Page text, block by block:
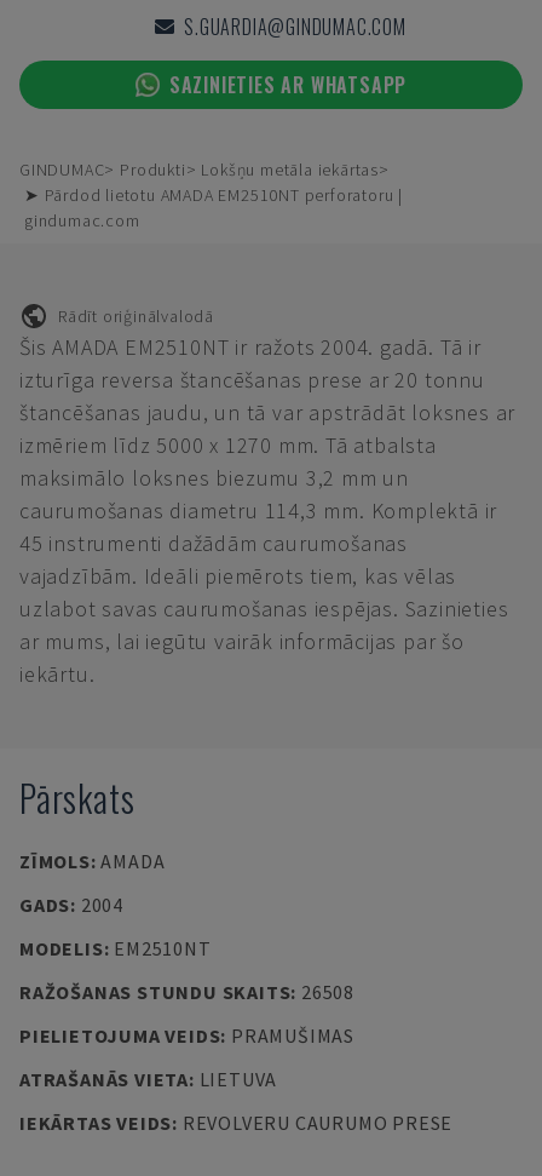
S.GUARDIA@GINDUMAC.COM
SAZINIETIES AR WHATSAPP
GINDUMAC Produkti
Lokšņu metāla iekārtas
➤ Pārdod lietotu AMADA EM2510NT perforatoru |
gindumac.com
Rādīt oriģinālvalodā
Šis AMADA EM2510NT ir ražots 2004. gadā. Tā ir
izturīga reversa štancēšanas prese ar 20 tonnu
štancēšanas jaudu, un tā var apstrādāt loksnes ar
izmēriem līdz 5000 x 1270 mm. Tā atbalsta
maksimālo loksnes biezumu 3,2 mm un
caurumošanas diametru 114,3 mm. Komplektā ir
45 instrumenti dažādām caurumošanas
vajadzībām. Ideāli piemērots tiem, kas vēlas
uzlabot savas caurumošanas iespējas. Sazinieties
ar mums, lai iegūtu vairāk informācijas par šo
iekārtu.
Pārskats
ZĪMOLS:AMADA
GADS: 2004
MODELIS: EM2510NT
RAŽOŠANAS STUNDU SKAITS: 26508
PIELIETOJUMA VEIDS: PRAMUŠIMAS
ATRAŠANĀS VIETA: LIETUVA
IEKĀRTAS VEIDS: REVOLVERU CAURUMO PRESE